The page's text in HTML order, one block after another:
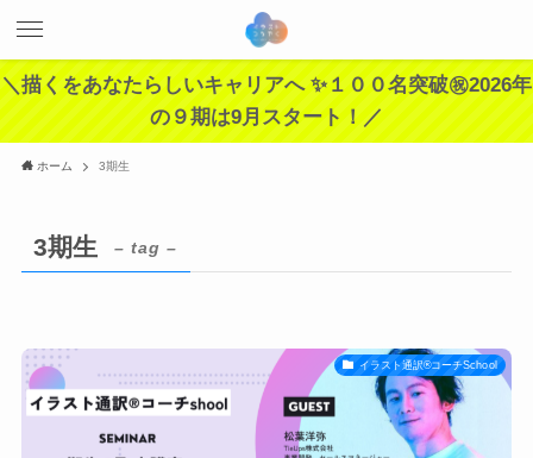
＼描くをあなたらしいキャリアへ ✨１００名突破㊗️2026年
の９期は9月スタート！／
ホーム 3期生
3期生 – tag –
イラスト通訳®︎コーチSchool